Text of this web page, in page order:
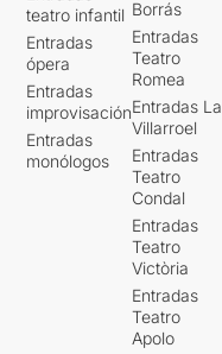
teatro infantil
Entradas
ópera
Entradas
improvisación
Entradas
monólogos
Borrás
Entradas
Teatro
Romea
Entradas La
Villarroel
Entradas
Teatro
Condal
Entradas
Teatro
Victòria
Entradas
Teatro
Apolo